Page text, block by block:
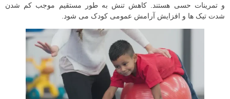
و تمرینات حسی هستند. کاهش تنش به طور مستقیم موجب کم شدن
شدت تیک ها و افزایش آرامش عمومی کودک می شود.